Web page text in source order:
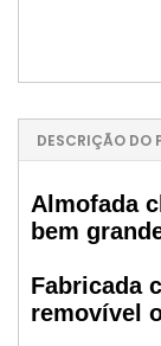
DESCRIÇÃO DO
Almofada
bem
Fabricada
removível